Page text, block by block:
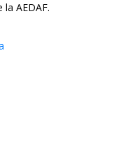
AEDAF.